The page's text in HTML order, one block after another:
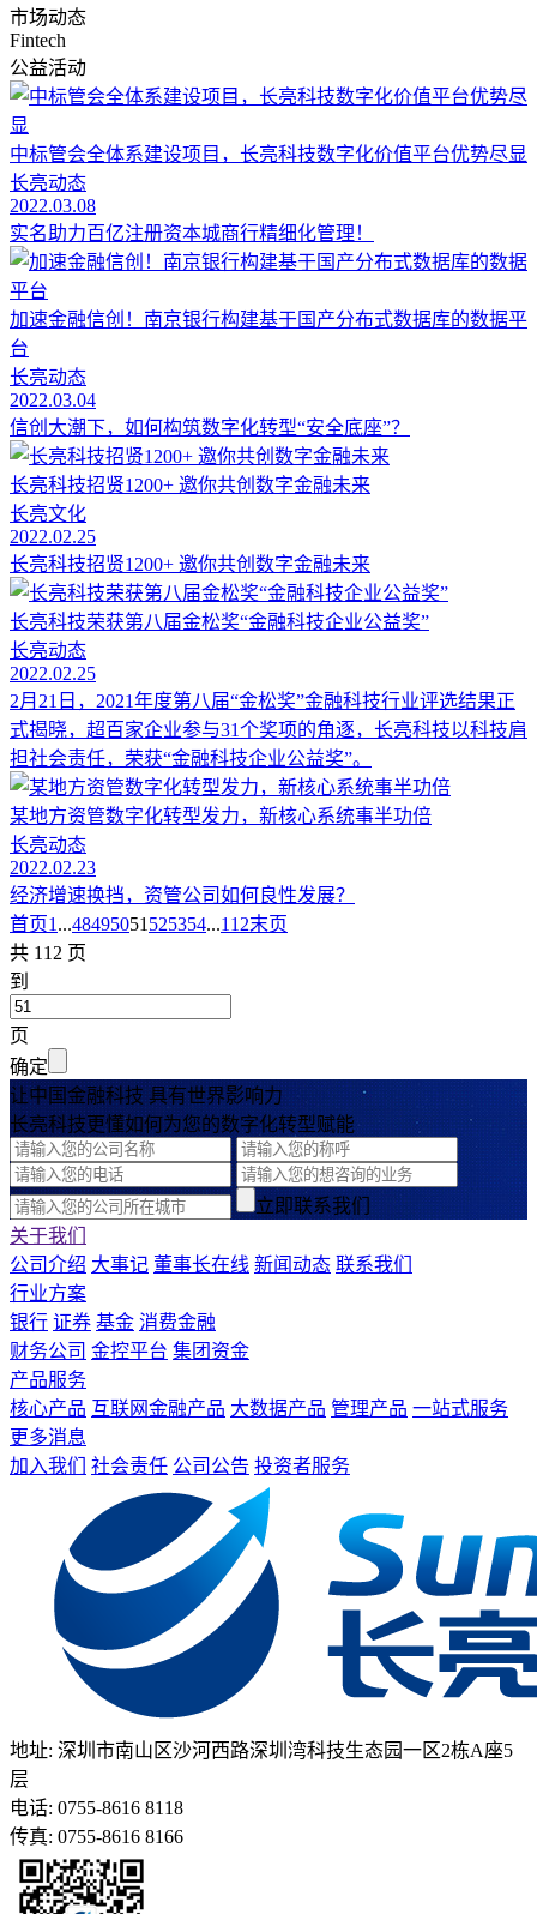
市场动态
Fintech
公益活动
中标管会全体系建设项目，长亮科技数字化价值平台优势尽显
长亮动态
2022.03.08
实名助力百亿注册资本城商行精细化管理！
加速金融信创！南京银行构建基于国产分布式数据库的数据平
台
长亮动态
2022.03.04
信创大潮下，如何构筑数字化转型“安全底座”？
长亮科技招贤1200+ 邀你共创数字金融未来
长亮文化
2022.02.25
长亮科技招贤1200+ 邀你共创数字金融未来
长亮科技荣获第八届金松奖“金融科技企业公益奖”
长亮动态
2022.02.25
2月21日，2021年度第八届“金松奖”金融科技行业评选结果正
式揭晓，超百家企业参与31个奖项的角逐，长亮科技以科技肩
担社会责任，荣获“金融科技企业公益奖”。
某地方资管数字化转型发力，新核心系统事半功倍
长亮动态
2022.02.23
经济增速换挡，资管公司如何良性发展？
首页1 ...48495051 525354...112末页
共 112 页
到
页
确定
让中国金融科技 具有世界影响力
长亮科技更懂如何为您的数字化转型赋能
立即联系我们
关于我们
公司介绍 大事记 董事长在线 新闻动态 联系我们
行业方案
银行 证券 基金 消费金融
财务公司 金控平台 集团资金
产品服务
核心产品 互联网金融产品 大数据产品 管理产品 一站式服务
更多消息
加入我们
社会责任 公司公告 投资者服务
地址: 深圳市南山区沙河西路深圳湾科技生态园一区2栋A座5
层
电话: 0755-8616 8118
传真: 0755-8616 8166